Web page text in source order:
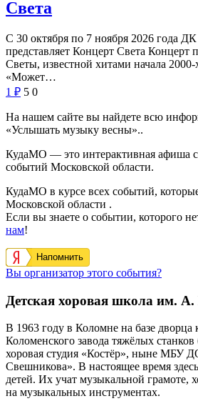
Света
С 30 октября по 7 ноября 2026 года
представляет Концерт Света Концерт
Светы, известной хитами начала
«Может…
1 ₽ 5 0
На нашем сайте вы найдете всю
«Услышать музыку весны»..
КудаМО — это интерактивная афиша
событий Московской области.
КудаМО в курсе всех событий,
Московской области .
Если вы знаете о событии, которого
нам!
Напомнить
Вы организатор этого события?
Детская хоровая школа им.
В 1963 году в Коломне на базе дворца
Коломенского завода тяжёлых станков
хоровая студия «Костёр», ныне
Свешникова». В настоящее время
детей. Их учат музыкальной грамоте,
на музыкальных инструментах.